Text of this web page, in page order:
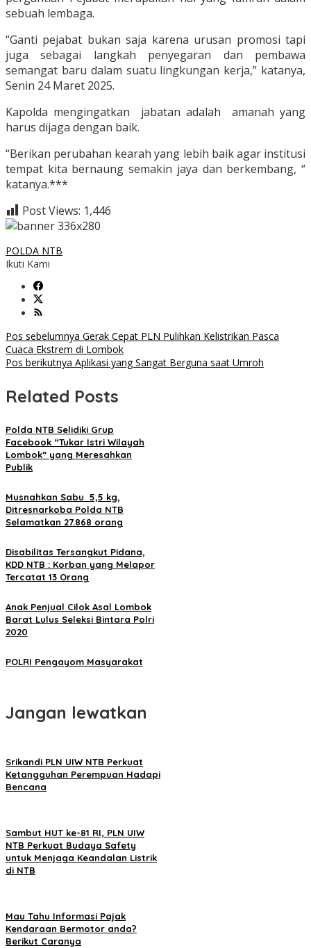
sebuah lembaga.
“Ganti pejabat bukan saja karena urusan promosi tapi
juga sebagai langkah penyegaran dan pembawa
semangat baru dalam suatu lingkungan kerja,” katanya,
Senin 24 Maret 2025.
Kapolda mengingatkan jabatan adalah amanah yang
harus dijaga dengan baik.
“Berikan perubahan kearah yang lebih baik agar institusi
tempat kita bernaung semakin jaya dan berkembang, “
katanya.***
Post Views: 1,446
POLDA NTB
Ikuti Kami
Navigasi
pos
Pos sebelumnya Gerak Cepat PLN Pulihkan Kelistrikan Pasca
Cuaca Ekstrem di Lombok
Pos berikutnya Aplikasi yang Sangat Berguna saat Umroh
Related Posts
Polda NTB Selidiki Grup
Facebook “Tukar Istri Wilayah
Lombok” yang Meresahkan
Publik
Musnahkan Sabu 5,5 kg,
Ditresnarkoba Polda NTB
Selamatkan 27.868 orang
Disabilitas Tersangkut Pidana,
KDD NTB : Korban yang Melapor
Tercatat 13 Orang
Anak Penjual Cilok Asal Lombok
Barat Lulus Seleksi Bintara Polri
2020
POLRI Pengayom Masyarakat
Jangan lewatkan
Srikandi PLN UIW NTB Perkuat
Ketangguhan Perempuan Hadapi
Bencana
Sambut HUT ke-81 RI, PLN UIW
NTB Perkuat Budaya Safety
untuk Menjaga Keandalan Listrik
di NTB
Mau Tahu Informasi Pajak
Kendaraan Bermotor anda?
Berikut Caranya